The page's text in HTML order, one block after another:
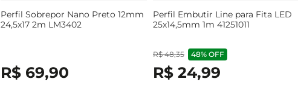
Perfil Sobrepor Nano Preto 12mm
24,5x17 2m LM3402
R$ 69,90
Perfil Embutir Line para Fita LED
25x14,5mm 1m 41251011
R$ 48,35 48% OFF
R$ 24,99